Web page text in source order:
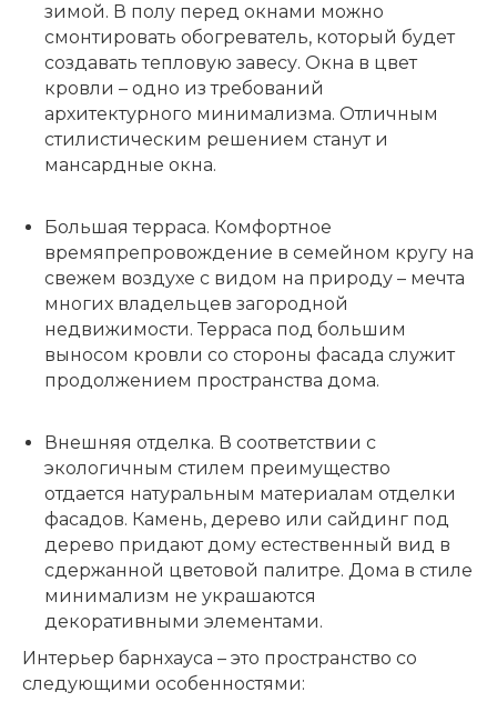
зимой. В полу перед окнами можно
смонтировать обогреватель, который будет
создавать тепловую завесу. Окна в цвет
кровли – одно из требований
архитектурного минимализма. Отличным
стилистическим решением станут и
мансардные окна.
Большая терраса. Комфортное
времяпрепровождение в семейном кругу на
свежем воздухе с видом на природу – мечта
многих владельцев загородной
недвижимости. Терраса под большим
выносом кровли со стороны фасада служит
продолжением пространства дома.
Внешняя отделка. В соответствии с
экологичным стилем преимущество
отдается натуральным материалам отделки
фасадов. Камень, дерево или сайдинг под
дерево придают дому естественный вид в
сдержанной цветовой палитре. Дома в стиле
минимализм не украшаются
декоративными элементами.
Интерьер барнхауса – это пространство со
следующими особенностями: